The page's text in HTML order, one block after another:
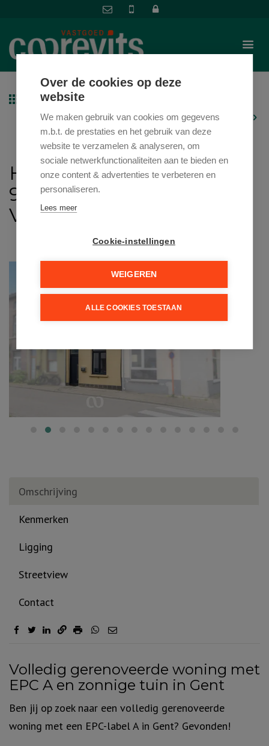
Terug naar overzicht
Vorig pand|Volgend pand
HAZELAARSTRAAT 25 ,
9000 GENT
VRAAGPRIJS: € 390.000
Omschrijving
Kenmerken
Ligging
Streetview
Contact
Omschrijving
Volledig gerenoveerde woning met
EPC A en zonnige tuin in Gent
Ben jij op zoek naar een volledig gerenoveerde
woning met een EPC-label A in Gent? Gevonden!
Over de cookies op deze
website
We maken gebruik van cookies om gegevens
m.b.t. de prestaties en het gebruik van deze
website te verzamelen & analyseren, om
sociale netwerkfunctionaliteiten aan te bieden en
onze content & advertenties te verbeteren en
personaliseren.
Lees meer
Cookie-instellingen
WEIGEREN
ALLE COOKIES TOESTAAN